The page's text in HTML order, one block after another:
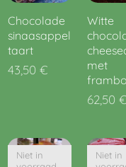
Chocolade
sinaasappel
taart
43,50 €
Witte
met
62,50 €
Niet in
Niet in